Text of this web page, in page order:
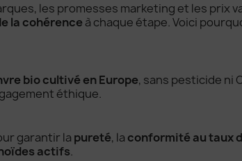
les promesses marketing et les prix
la cohérence à chaque étape. Voici
bio cultivé en Europe, sans pesticide ni
éthique.
garantir la pureté, la conformité au taux
actifs.